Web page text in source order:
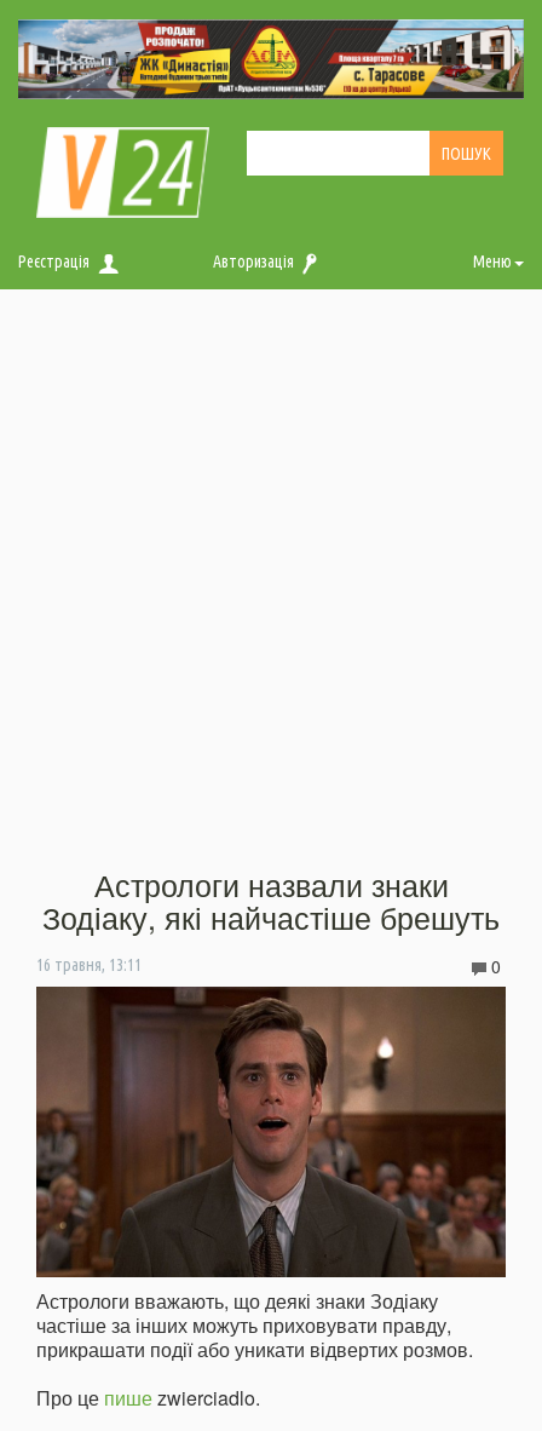
Реєстрація Авторизація Меню
Астрологи назвали знаки
Зодіаку, які найчастіше брешуть
16 травня, 13:11 0
Астрологи вважають, що деякі знаки Зодіаку
частіше за інших можуть приховувати правду,
прикрашати події або уникати відвертих розмов.
Про це пишеzwierciadlo.